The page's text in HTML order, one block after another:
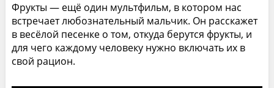
Фрукты — ещё один мультфильм, в котором нас
встречает любознательный мальчик. Он расскажет
в весёлой песенке о том, откуда берутся фрукты, и
для чего каждому человеку нужно включать их в
свой рацион.